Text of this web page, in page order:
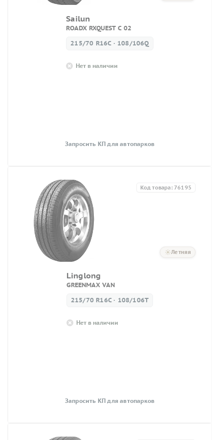
Sailun
ROADX RXQUEST C 02
215/70 R16C · 108/106Q
Нет в наличии
Запросить КП для автопарков
Летняя
Код товара: 76195
Linglong
GREENMAX VAN
215/70 R16C · 108/106T
Нет в наличии
Запросить КП для автопарков